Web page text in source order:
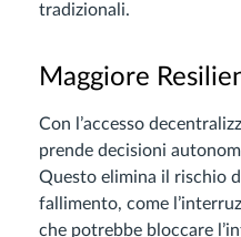
tradizionali.
Maggiore
Con l’accesso
prende decisioni
Questo elimina il rischio
fallimento, come
che potrebbe bloccare